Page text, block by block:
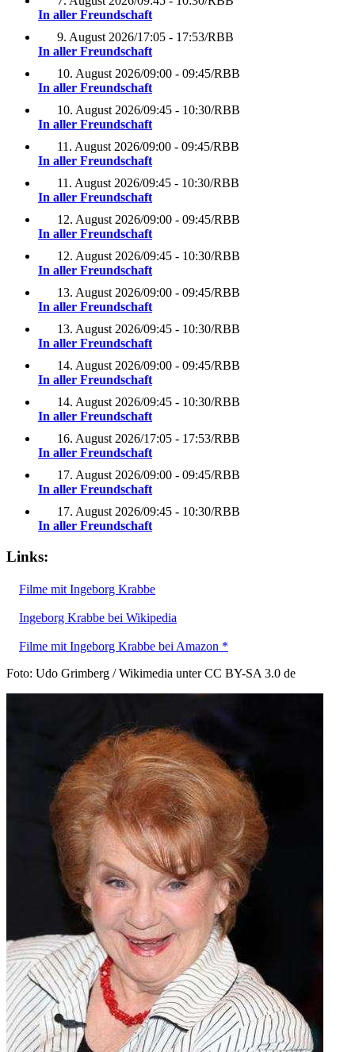
In aller Freundschaft
9. August 2026/17:05 - 17:53/RBB
In aller Freundschaft
10. August 2026/09:00 - 09:45/RBB
In aller Freundschaft
10. August 2026/09:45 - 10:30/RBB
In aller Freundschaft
11. August 2026/09:00 - 09:45/RBB
In aller Freundschaft
11. August 2026/09:45 - 10:30/RBB
In aller Freundschaft
12. August 2026/09:00 - 09:45/RBB
In aller Freundschaft
12. August 2026/09:45 - 10:30/RBB
In aller Freundschaft
13. August 2026/09:00 - 09:45/RBB
In aller Freundschaft
13. August 2026/09:45 - 10:30/RBB
In aller Freundschaft
14. August 2026/09:00 - 09:45/RBB
In aller Freundschaft
14. August 2026/09:45 - 10:30/RBB
In aller Freundschaft
16. August 2026/17:05 - 17:53/RBB
In aller Freundschaft
17. August 2026/09:00 - 09:45/RBB
In aller Freundschaft
17. August 2026/09:45 - 10:30/RBB
In aller Freundschaft
Links:
Filme mit Ingeborg Krabbe
Ingeborg Krabbe bei Wikipedia
Filme mit Ingeborg Krabbe bei Amazon *
Foto: Udo Grimberg / Wikimedia unter CC BY-SA 3.0 de